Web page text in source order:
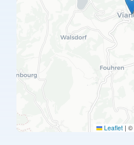
Leaflet | ©